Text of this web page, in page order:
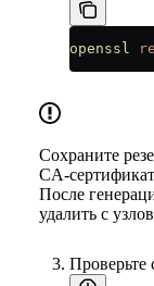
openssl
Сохраните
После
удалить с
Проверьте